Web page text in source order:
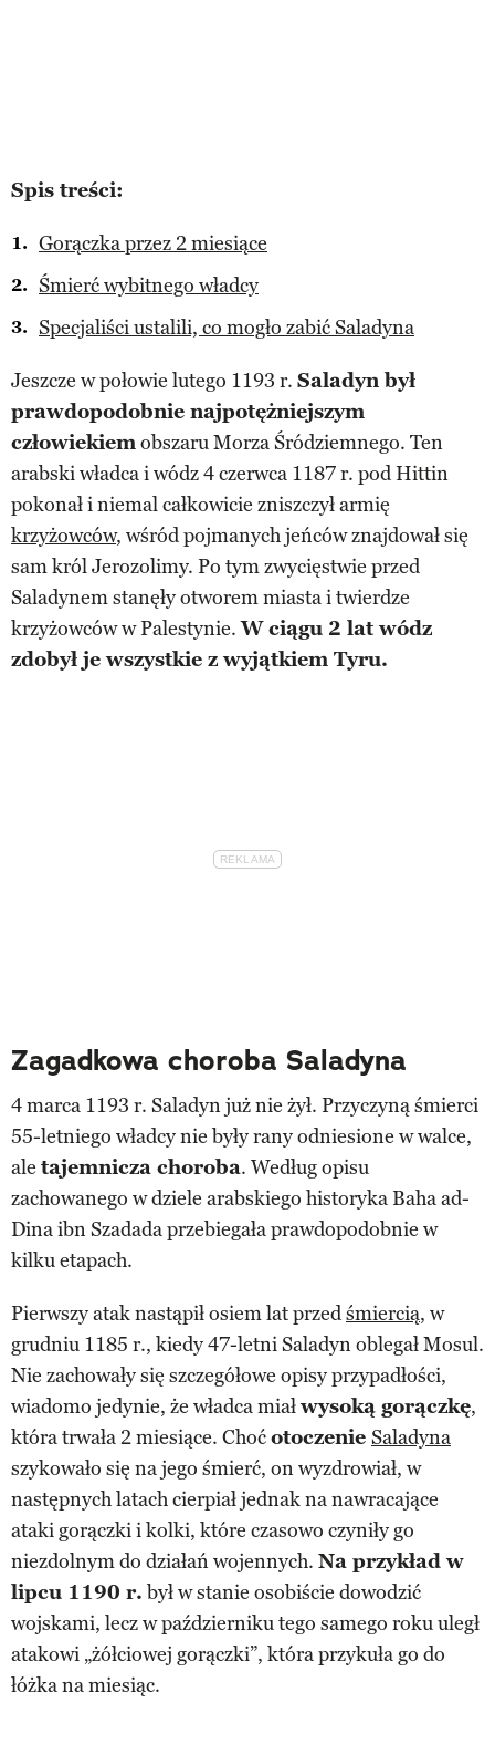
Spis treści:
Gorączka przez 2 miesiące
Śmierć wybitnego władcy
Specjaliści ustalili, co mogło zabić Saladyna
Jeszcze w połowie lutego 1193 r. Saladyn był
prawdopodobnie najpotężniejszym
człowiekiemobszaru Morza Śródziemnego. Ten
arabski władca i wódz 4 czerwca 1187 r. pod Hittin
pokonał i niemal całkowicie zniszczył armię
krzyżowców, wśród pojmanych jeńców znajdował się
sam król Jerozolimy. Po tym zwycięstwie przed
Saladynem stanęły otworem miasta i twierdze
krzyżowców w Palestynie.W ciągu 2 lat wódz
zdobył je wszystkie z wyjątkiem Tyru.
Zagadkowa choroba Saladyna
4 marca 1193 r. Saladyn już nie żył. Przyczyną śmierci
55-letniego władcy nie były rany odniesione w walce,
ale tajemnicza choroba. Według opisu
zachowanego w dziele arabskiego historyka Baha ad-
Dina ibn Szadada przebiegała prawdopodobnie w
kilku etapach.
Pierwszy atak nastąpił osiem lat przedśmiercią, w
grudniu 1185 r., kiedy 47-letni Saladyn oblegał Mosul.
Nie zachowały się szczegółowe opisy przypadłości,
wiadomo jedynie, że władca miałwysoką gorączkę,
która trwała 2 miesiące. Choćotoczenie Saladyna
szykowało się na jego śmierć, on wyzdrowiał, w
następnych latach cierpiał jednak na nawracające
ataki gorączki i kolki, które czasowo czyniły go
niezdolnym do działań wojennych. Na przykład w
lipcu 1190 r. był w stanie osobiście dowodzić
wojskami, lecz w październiku tego samego roku uległ
atakowi „żółciowej gorączki”, która przykuła go do
łóżka na miesiąc.